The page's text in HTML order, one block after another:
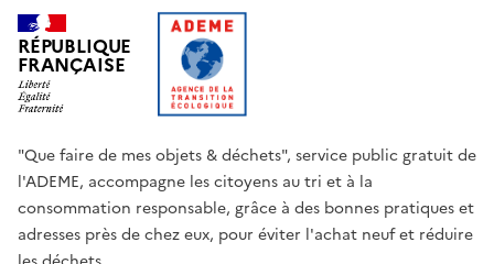
RÉPUBLIQUE
FRANÇAISE
"Que faire de mes objets & déchets", service public gratuit de
l'ADEME, accompagne les citoyens au tri et à la
consommation responsable, grâce à des bonnes pratiques et
adresses près de chez eux, pour éviter l'achat neuf et réduire